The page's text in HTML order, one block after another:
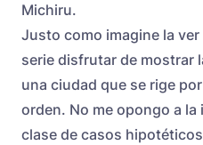
Michiru.
Justo como imagine la
serie disfrutar de mostrar
una ciudad que se rige
orden. No me opongo a la
clase de casos